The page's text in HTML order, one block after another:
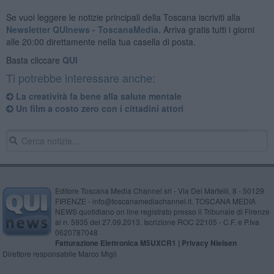
Se vuoi leggere le notizie principali della Toscana iscriviti alla
Newsletter QUInews - ToscanaMedia. Arriva gratis tutti i giorni
alle 20:00 direttamente nella tua casella di posta.
Basta cliccare QUI
Ti potrebbe interessare anche:
La creatività fa bene alla salute mentale
Un film a costo zero con i cittadini attori
Editore Toscana Media Channel srl - Via Dei Martelli, 8 - 50129
FIRENZE - info@toscanamediachannel.it. TOSCANA MEDIA
NEWS quotidiano on line registrato presso il Tribunale di Firenze
al n. 5935 del 27.09.2013. Iscrizione ROC 22105 - C.F. e P.Iva
0620787048
Fatturazione Elettronica M5UXCR1 | Privacy Nielsen
Direttore responsabile Marco Migli